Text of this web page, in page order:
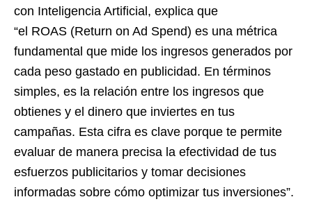
con Inteligencia Artificial, explica que
“el ROAS (Return on Ad Spend) es una métrica
fundamental que mide los ingresos generados por
cada peso gastado en publicidad. En términos
simples, es la relación entre los ingresos que
obtienes y el dinero que inviertes en tus
campañas. Esta cifra es clave porque te permite
evaluar de manera precisa la efectividad de tus
esfuerzos publicitarios y tomar decisiones
informadas sobre cómo optimizar tus inversiones”.